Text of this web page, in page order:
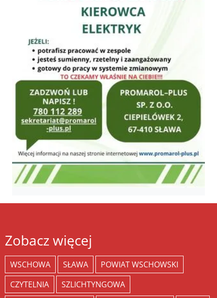
Zobacz więcej
WSCHOWA SŁAWA
POWIAT WSCHOWSKI
CZYTELNIA
SZLICHTYNGOWA